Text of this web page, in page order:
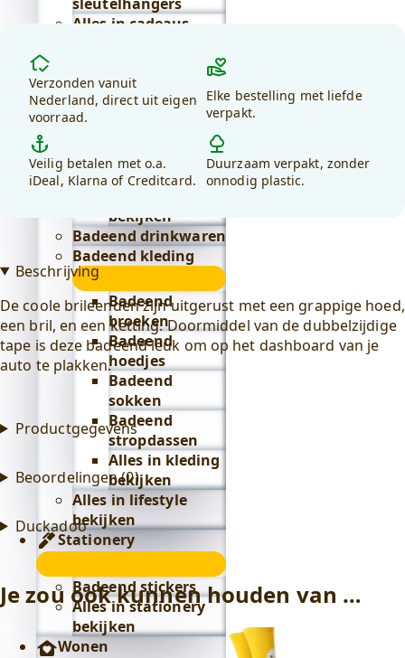
Alles in cadeaus
Lifestyle
submenu
Badeend badtextiel
submenu
Badjassen
Alles in
bekijken
Badeend drinkwaren
Badeend kleding
Badeend
broeken
Badeend
hoedjes
Badeend
sokken
Badeend
stropdassen
Alles in kleding
bekijken
Alles in lifestyle
bekijken
Stationery
submenu
Badeend stickers
Alles in stationery
bekijken
Wonen
Waarom
kiezen
voor
debadeend.nl?
Verzonden vanuit
Nederland, direct uit eigen
voorraad.
Elke bestelling met liefde
verpakt.
Veilig betalen met o.a.
iDeal, Klarna of Creditcard.
Duurzaam verpakt, zonder
onnodig plastic.
Beschrijving
De coole brileenden zijn uitgerust met een grappige hoed,
een bril, en een ketting. Doormiddel van de dubbelzijdige
tape is deze badeend leuk om op het dashboard van je
auto te plakken.
Productgegevens
Beoordelingen (0)
Duckadoo
Je zou ook kunnen houden van …